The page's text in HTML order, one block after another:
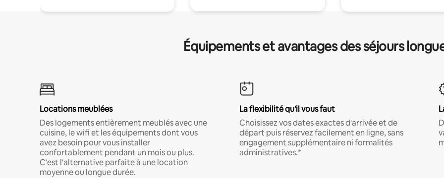
Équipements et avantages des séjours
Locations meublées
Des logements entièrement meublés avec une
cuisine, le wifi et les équipements dont vous
avez besoin pour vous installer
confortablement pendant un mois ou plus.
C'est l'alternative parfaite à une location
moyenne ou longue durée.
La flexibilité qu'il vous faut
Choisissez vos dates exactes d'arrivée et de
départ puis réservez facilement en ligne, sans
engagement supplémentaire ni formalités
administratives.*